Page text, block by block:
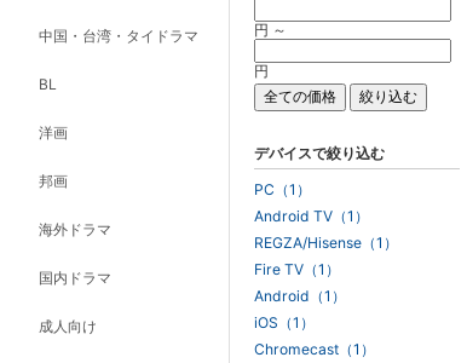
中国・台湾・タイドラマ
BL
洋画
邦画
海外ドラマ
国内ドラマ
成人向け
円 ～
円
デバイスで絞り込む
PC（1）
Android TV（1）
REGZA/Hisense（1）
Fire TV（1）
Android（1）
iOS（1）
Chromecast（1）